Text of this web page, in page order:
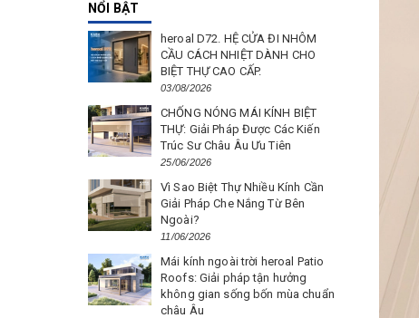
NỔI BẬT
heroal D72. HỆ CỬA ĐI NHÔM
CẦU CÁCH NHIỆT DÀNH CHO
BIỆT THỰ CAO CẤP.
03/08/2026
CHỐNG NÓNG MÁI KÍNH BIỆT
THỰ: Giải Pháp Được Các Kiến
Trúc Sư Châu Âu Ưu Tiên
25/06/2026
Vì Sao Biệt Thự Nhiều Kính Cần
Giải Pháp Che Nắng Từ Bên
Ngoài?
11/06/2026
Mái kính ngoài trời heroal Patio
Roofs: Giải pháp tận hưởng
không gian sống bốn mùa chuẩn
châu Âu